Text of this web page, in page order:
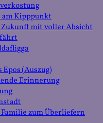
am Kipppunkt
Zukunft mit voller Absicht
(Auszug)
Erinnerung
zum Überliefern